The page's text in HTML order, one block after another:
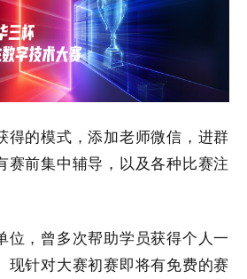
得的模式，添加老师微信，进群
赛前集中辅导，以及各种比赛注
位，曾多次帮助学员获得个人一
现针对大赛初赛即将有免费的赛